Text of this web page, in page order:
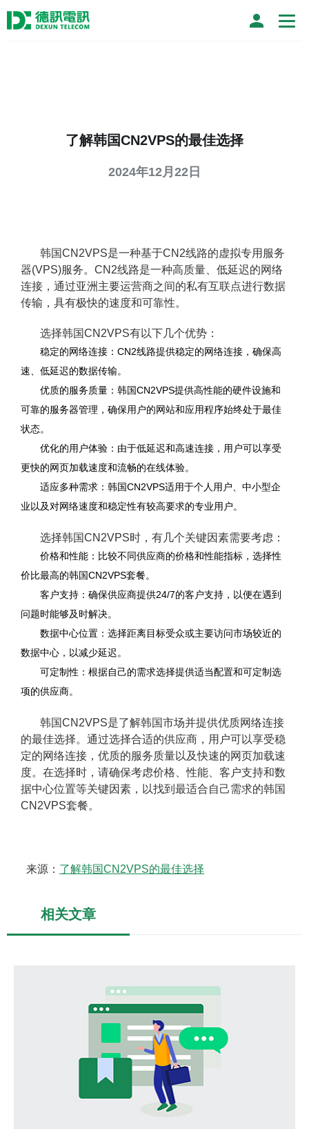
了解韩国CN2VPS的最佳选择
2024年12月22日
韩国CN2VPS是一种基于CN2线路的虚拟专用服务
器(VPS)服务。CN2线路是一种高质量、低延迟的网络
连接，通过亚洲主要运营商之间的私有互联点进行数据
传输，具有极快的速度和可靠性。
选择韩国CN2VPS有以下几个优势：
稳定的网络连接：CN2线路提供稳定的网络连接，确保高
速、低延迟的数据传输。
优质的服务质量：韩国CN2VPS提供高性能的硬件设施和
可靠的服务器管理，确保用户的网站和应用程序始终处于最佳
状态。
优化的用户体验：由于低延迟和高速连接，用户可以享受
更快的网页加载速度和流畅的在线体验。
适应多种需求：韩国CN2VPS适用于个人用户、中小型企
业以及对网络速度和稳定性有较高要求的专业用户。
选择韩国CN2VPS时，有几个关键因素需要考虑：
价格和性能：比较不同供应商的价格和性能指标，选择性
价比最高的韩国CN2VPS套餐。
客户支持：确保供应商提供24/7的客户支持，以便在遇到
问题时能够及时解决。
数据中心位置：选择距离目标受众或主要访问市场较近的
数据中心，以减少延迟。
可定制性：根据自己的需求选择提供适当配置和可定制选
项的供应商。
韩国CN2VPS是了解韩国市场并提供优质网络连接
的最佳选择。通过选择合适的供应商，用户可以享受稳
定的网络连接，优质的服务质量以及快速的网页加载速
度。在选择时，请确保考虑价格、性能、客户支持和数
据中心位置等关键因素，以找到最适合自己需求的韩国
CN2VPS套餐。
来源： 了解韩国CN2VPS的最佳选择
相关文章